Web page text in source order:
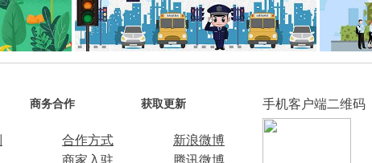
商务合作
合作方式
获取更新
新浪微博
手机客户端二维码